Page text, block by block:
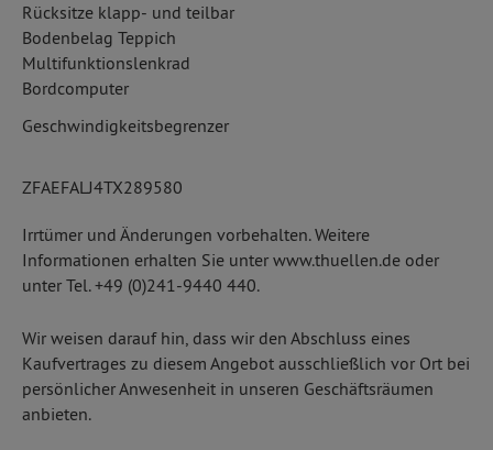
Rücksitze klapp- und teilbar
Bodenbelag Teppich
Multifunktionslenkrad
Bordcomputer
Geschwindigkeitsbegrenzer
ZFAEFALJ4TX289580
Irrtümer und Änderungen vorbehalten. Weitere
Informationen erhalten Sie unter www.thuellen.de oder
unter Tel. +49 (0)241-9440 440.
Wir weisen darauf hin, dass wir den Abschluss eines
Kaufvertrages zu diesem Angebot ausschließlich vor Ort bei
persönlicher Anwesenheit in unseren Geschäftsräumen
anbieten.